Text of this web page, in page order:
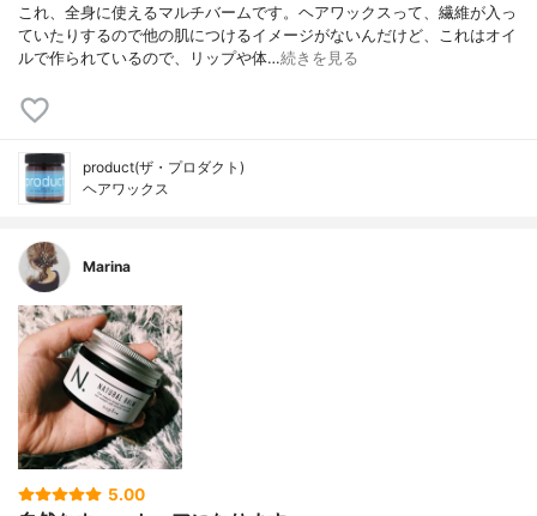
これ、全身に使えるマルチバームです。ヘアワックスって、繊維が入っ
ていたりするので他の肌につけるイメージがないんだけど、これはオイ
ルで作られているので、リップや体…続きを見る
product(ザ・プロダクト)
ヘアワックス
Marina
5.00